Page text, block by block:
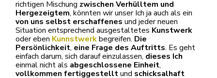
richtigen Mischung zwischen Verhülltem und
Hergezeigtem, könnten wir unser Ich ja auch als ein
von uns selbst erschaffenes und jeder neuen
Situation entsprechend ausgestaltetes Kunstwerk
oder eben Kunnstwerkbegreifen. Die
Persönlichkeit, eine Frage des Auftritts. Es geht
einfach darum, sich darauf einzulassen, dieses Ich
einmal nicht als abgeschlossene Einheit,
vollkommen fertiggestelltund schicksalhaft